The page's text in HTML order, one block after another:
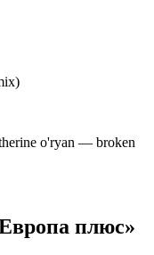
o'ryan — broken
плюс»